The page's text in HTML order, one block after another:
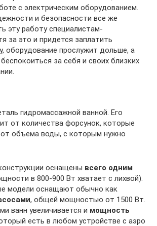
с электрическим оборудованием.
и безопасности все же
эту работу специалистам-
за это и придется заплатить
оборудование прослужит дольше, а
за себя и своих близких
гидромассажной ванной. Его
от количества форсунок, которые
от объема воды, с которым нужно
оснащены всего одним
в 800-900 Вт хватает с лихвой).
модели оснащают обычно как
, общей мощностью от 1500 Вт.
ванн увеличивается и мощность
есть в любом устройстве с аэро